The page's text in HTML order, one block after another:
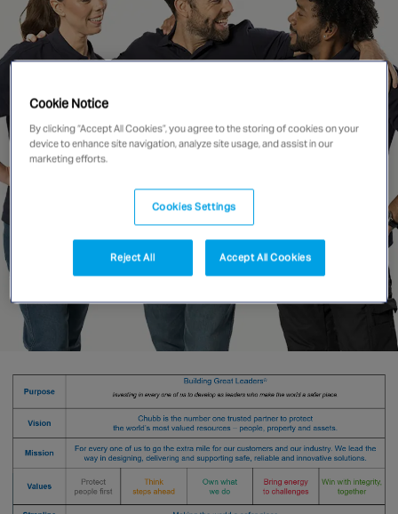
Singapore
Austria
Belgium
France
Germany
Ireland
Spain
Netherlands
Switzerland
NORTH AMERICA
Canada
Cookie Notice
By clicking “Accept All Cookies”, you agree to the storing of cookies on your
device to enhance site navigation, analyze site usage, and assist in our
marketing efforts.
Cookies Settings
Reject All Accept All Cookies